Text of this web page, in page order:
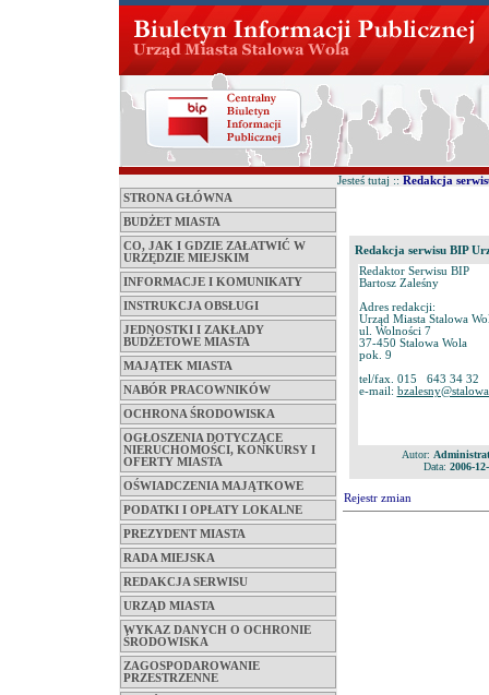
STRONA GŁÓWNA
BUDŻET MIASTA
CO, JAK I GDZIE ZAŁATWIĆ W
URZĘDZIE MIEJSKIM
INFORMACJE I KOMUNIKATY
INSTRUKCJA OBSŁUGI
JEDNOSTKI I ZAKŁADY
BUDŻETOWE MIASTA
MAJĄTEK MIASTA
NABÓR PRACOWNIKÓW
OCHRONA ŚRODOWISKA
OGŁOSZENIA DOTYCZĄCE
NIERUCHOMOŚCI, KONKURSY I
OFERTY MIASTA
OŚWIADCZENIA MAJĄTKOWE
PODATKI I OPŁATY LOKALNE
PREZYDENT MIASTA
RADA MIEJSKA
REDAKCJA SERWISU
URZĄD MIASTA
WYKAZ DANYCH O OCHRONIE
ŚRODOWISKA
ZAGOSPODAROWANIE
PRZESTRZENNE
Jesteś tutaj :: Redakcja
Redakcja serwisu BIP
Redaktor Serwisu BIP
Bartosz Zaleśny
Adres redakcji:
Urząd Miasta Stalowa
ul. Wolności 7
37-450 Stalowa Wola
pok. 9
tel/fax. 015 643 34 32
e-mail:
Autor:
Data: 2006-
Rejestr zmian